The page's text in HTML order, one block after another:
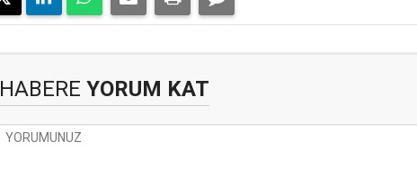
HABERE YORUM KAT